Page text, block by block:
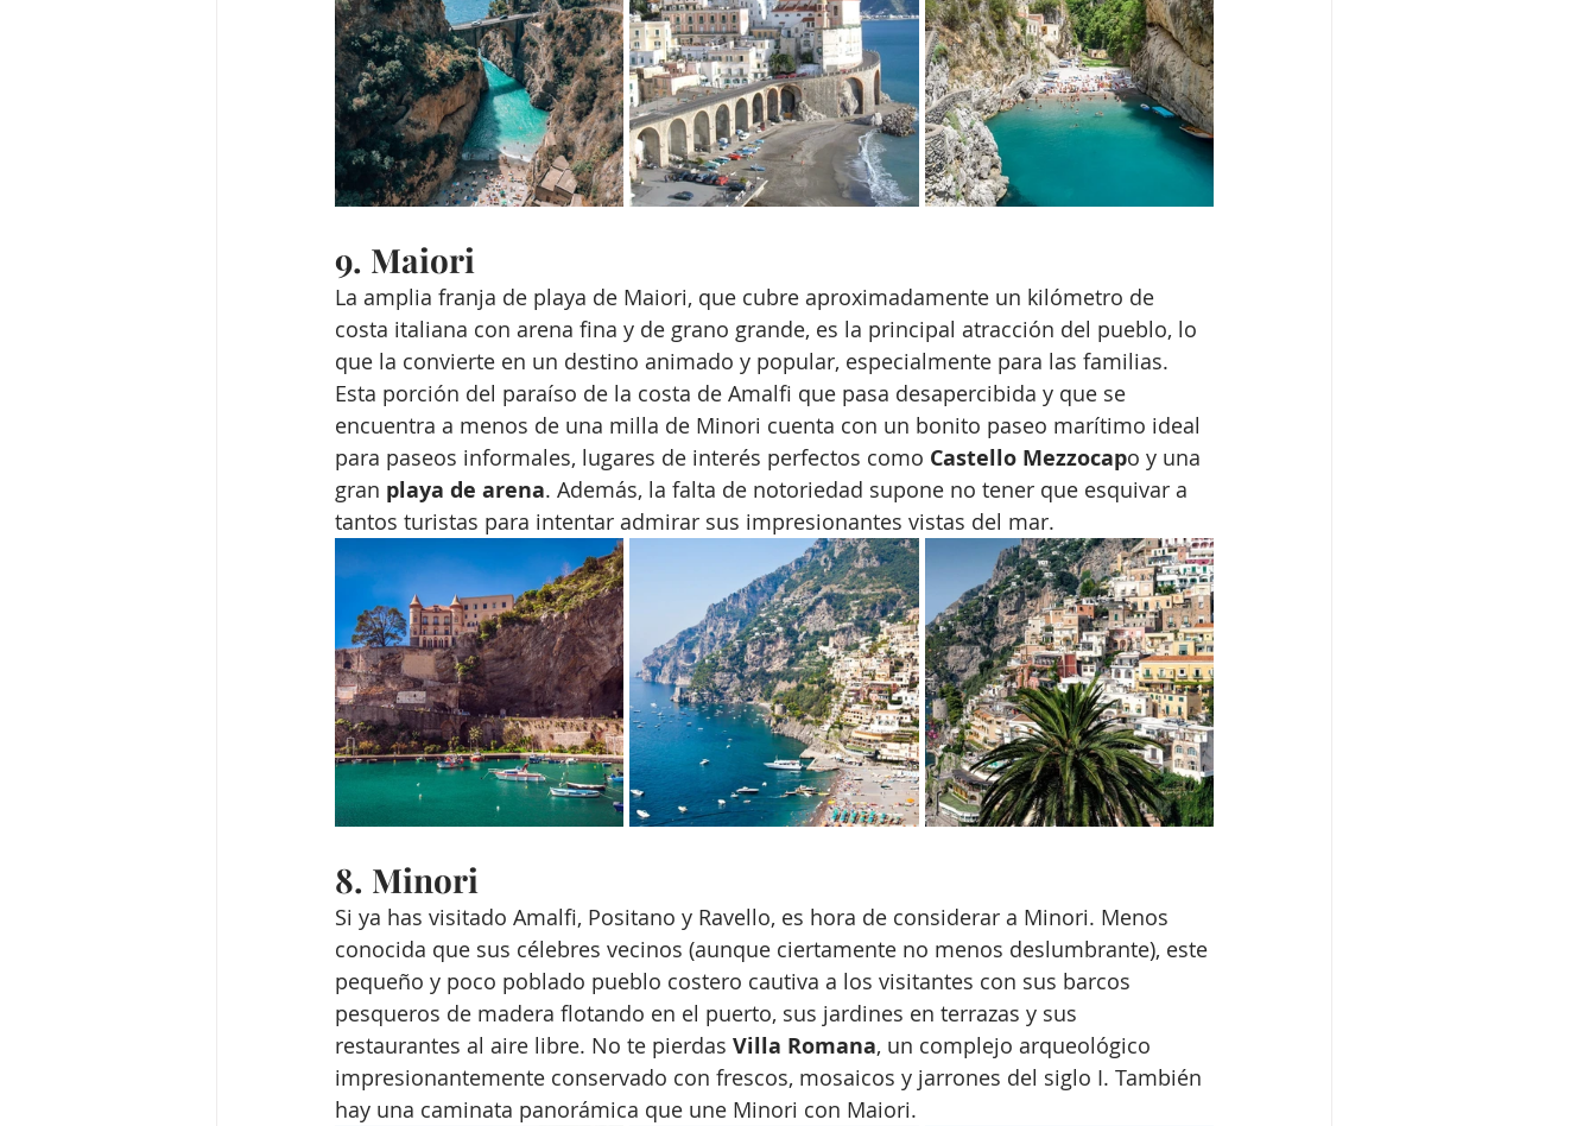
9. Maiori
La amplia franja de playa de Maiori, que cubre aproximadamente un kilómetro de
costa italiana con arena fina y de grano grande, es la principal atracción del pueblo, lo
que la convierte en un destino animado y popular, especialmente para las familias.
Esta porción del paraíso de la costa de Amalfi que pasa desapercibida y que se
encuentra a menos de una milla de Minori cuenta con un bonito paseo marítimo ideal
para paseos informales, lugares de interés perfectos como Castello Mezzocapo y una
gran playa de arena. Además, la falta de notoriedad supone no tener que esquivar a
tantos turistas para intentar admirar sus impresionantes vistas del mar.
8. Minori
Si ya has visitado Amalfi, Positano y Ravello, es hora de considerar a Minori. Menos
conocida que sus célebres vecinos (aunque ciertamente no menos deslumbrante), este
pequeño y poco poblado pueblo costero cautiva a los visitantes con sus barcos
pesqueros de madera flotando en el puerto, sus jardines en terrazas y sus
restaurantes al aire libre. No te pierdas Villa Romana, un complejo arqueológico
impresionantemente conservado con frescos, mosaicos y jarrones del siglo I. También
hay una caminata panorámica que une Minori con Maiori.